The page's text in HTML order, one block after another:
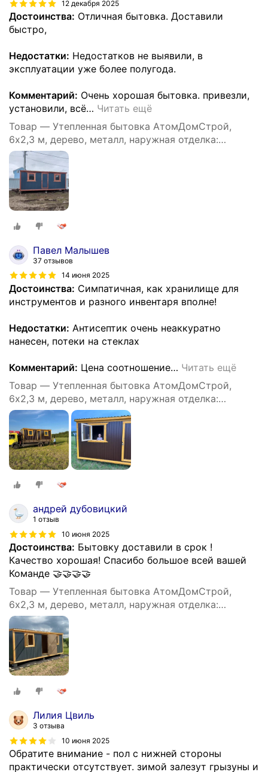
12 декабря 2025
Достоинства: Отличная бытовка. Доставили
быстро,
Недостатки: Недостатков не выявили, в
эксплуатации уже более полугода.
Комментарий: Очень хорошая бытовка. привезли,
установили, всё… Читать ещё
Товар — Утепленная бытовка АтомДомСтрой,
6х2,3 м, дерево, металл, наружная отделка:
профлист
Павел Малышев
37 отзывов
14 июня 2025
Достоинства: Симпатичная, как хранилище для
инструментов и разного инвентаря вполне!
Недостатки: Антисептик очень неаккуратно
нанесен, потеки на стеклах
Комментарий: Цена соотношение… Читать ещё
Товар — Утепленная бытовка АтомДомСтрой,
6х2,3 м, дерево, металл, наружная отделка:
профлист
андрей дубовицкий
1 отзыв
10 июня 2025
Достоинства: Бытовку доставили в срок !
Качество хорошая! Спасибо большое всей вашей
Команде 🤝🤝🤝🤝
Товар — Утепленная бытовка АтомДомСтрой,
6х2,3 м, дерево, металл, наружная отделка:
профлист
Лилия Цвиль
3 отзыва
10 июня 2025
Обратите внимание - пол с нижней стороны
практически отсутствует. зимой залезут грызуны и